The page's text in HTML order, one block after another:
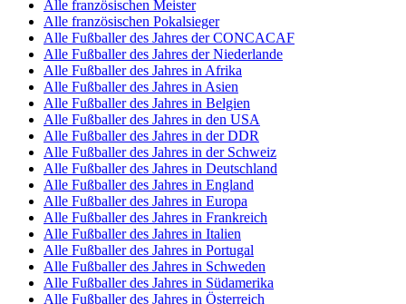
Alle französischen Meister
Alle französischen Pokalsieger
Alle Fußballer des Jahres der CONCACAF
Alle Fußballer des Jahres der Niederlande
Alle Fußballer des Jahres in Afrika
Alle Fußballer des Jahres in Asien
Alle Fußballer des Jahres in Belgien
Alle Fußballer des Jahres in den USA
Alle Fußballer des Jahres in der DDR
Alle Fußballer des Jahres in der Schweiz
Alle Fußballer des Jahres in Deutschland
Alle Fußballer des Jahres in England
Alle Fußballer des Jahres in Europa
Alle Fußballer des Jahres in Frankreich
Alle Fußballer des Jahres in Italien
Alle Fußballer des Jahres in Portugal
Alle Fußballer des Jahres in Schweden
Alle Fußballer des Jahres in Südamerika
Alle Fußballer des Jahres in Österreich